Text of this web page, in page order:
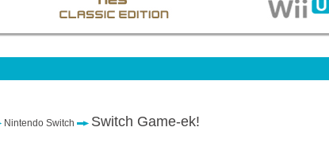
Nintendo Switch Switch Game-ek!